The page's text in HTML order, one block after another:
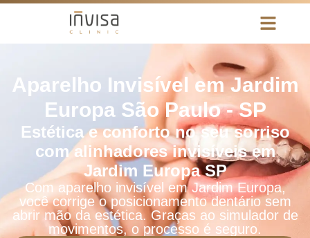
Aparelho Invisível em Jardim
Europa São Paulo - SP
Estética e conforto no seu sorriso
com alinhadores invisíveis em
Jardim Europa SP
Com aparelho invisível em Jardim Europa,
você corrige o posicionamento dentário sem
abrir mão da estética. Graças ao simulador de
movimentos, o processo é seguro.